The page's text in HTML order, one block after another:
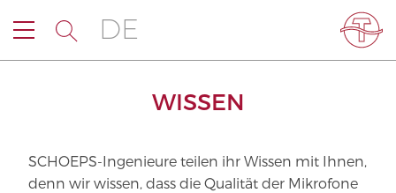
DE
WISSEN
SCHOEPS-Ingenieure teilen ihr Wissen mit Ihnen,
denn wir wissen, dass die Qualität der Mikrofone